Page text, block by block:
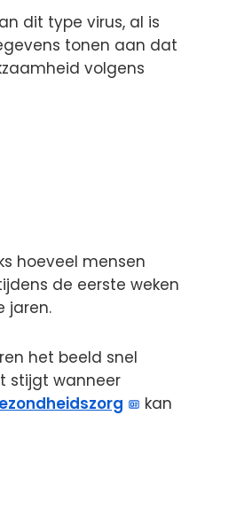
dit type virus, al is
tonen aan dat
volgens
hoeveel mensen
de eerste weken
jaren.
het beeld snel
stijgt wanneer
kan